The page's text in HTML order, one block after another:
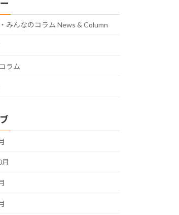
みんなのコラム News & Column
ラム